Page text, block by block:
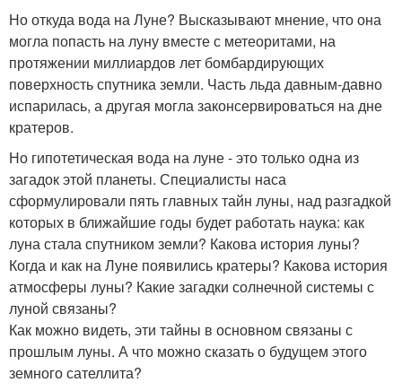
Но откуда вода на Луне? Высказывают мнение, что она
могла попасть на луну вместе с метеоритами, на
протяжении миллиардов лет бомбардирующих
поверхность спутника земли. Часть льда давным-давно
испарилась, а другая могла законсервироваться на дне
кратеров.
Но гипотетическая вода на луне - это только одна из
загадок этой планеты. Специалисты наса
сформулировали пять главных тайн луны, над разгадкой
которых в ближайшие годы будет работать наука: как
луна стала спутником земли? Какова история луны?
Когда и как на Луне появились кратеры? Какова история
атмосферы луны? Какие загадки солнечной системы с
луной связаны?
Как можно видеть, эти тайны в основном связаны с
прошлым луны. А что можно сказать о будущем этого
земного сателлита?